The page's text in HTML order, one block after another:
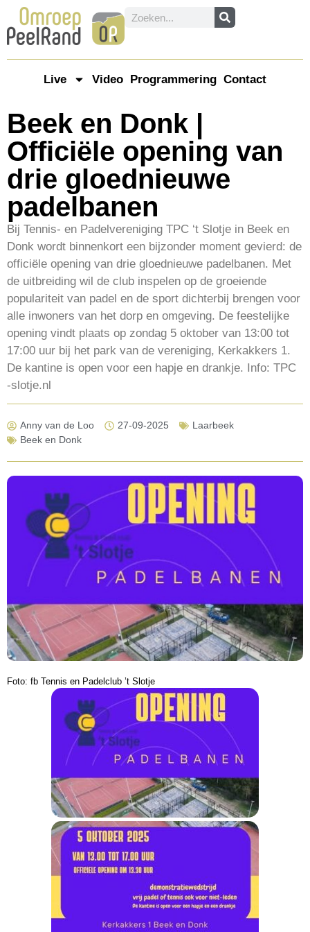
Live Video Programmering Contact
Beek en Donk |
Officiële opening van
drie gloednieuwe
padelbanen
Bij Tennis- en Padelvereniging TPC ‘t Slotje in Beek en
Donk wordt binnenkort een bijzonder moment gevierd: de
officiële opening van drie gloednieuwe padelbanen. Met
de uitbreiding wil de club inspelen op de groeiende
populariteit van padel en de sport dichterbij brengen voor
alle inwoners van het dorp en omgeving. De feestelijke
opening vindt plaats op zondag 5 oktober van 13:00 tot
17:00 uur bij het park van de vereniging, Kerkakkers 1.
De kantine is open voor een hapje en drankje. Info: TPC
-slotje.nl
Anny van de Loo 27-09-2025
Laarbeek
Beek en Donk
Foto: fb Tennis en Padelclub ’t Slotje